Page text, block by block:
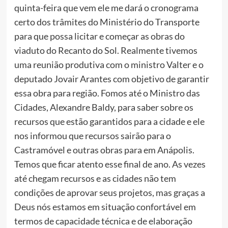
quinta-feira que vem ele me dará o cronograma
certo dos trâmites do Ministério do Transporte
para que possa licitar e começar as obras do
viaduto do Recanto do Sol. Realmente tivemos
uma reunião produtiva com o ministro Valter e o
deputado Jovair Arantes com objetivo de garantir
essa obra para região. Fomos até o Ministro das
Cidades, Alexandre Baldy, para saber sobre os
recursos que estão garantidos para a cidade e ele
nos informou que recursos sairão para o
Castramóvel e outras obras para em Anápolis.
Temos que ficar atento esse final de ano. As vezes
até chegam recursos e as cidades não tem
condições de aprovar seus projetos, mas graças a
Deus nós estamos em situação confortável em
termos de capacidade técnica e de elaboração